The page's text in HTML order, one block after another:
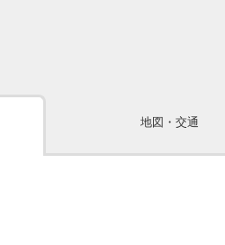
地図・交通